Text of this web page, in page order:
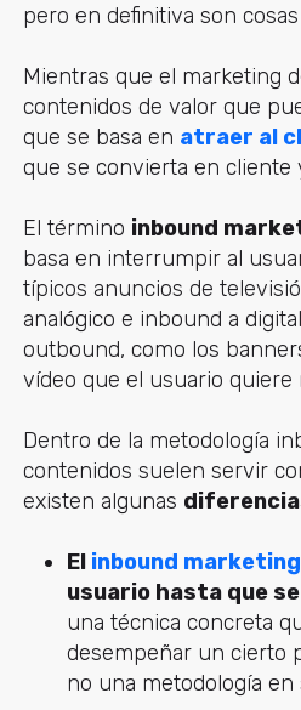
pero en definitiva son
Mientras que el marketing
contenidos de valor que
que se basa en atraer al
que se convierta en cliente
El término inbound
basa en interrumpir al
típicos anuncios de
analógico e inbound a
outbound, como los
vídeo que el usuario quiere
Dentro de la metodología
contenidos suelen servir
existen algunas
El inbound marketing
usuario hasta que
una técnica concreta
desempeñar un cierto
no una metodología en